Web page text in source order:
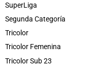
SuperLiga
Segunda Categoría
Tricolor
Tricolor Femenina
Tricolor Sub 23